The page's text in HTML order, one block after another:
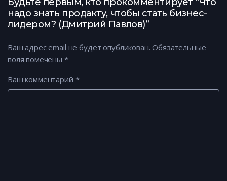
надо знать продакту, чтобы стать бизнес-
лидером? (Дмитрий Павлов)”
Ваш адрес email не будет опубликован. Обязательные
поля помечены *
Ваш комментарий *